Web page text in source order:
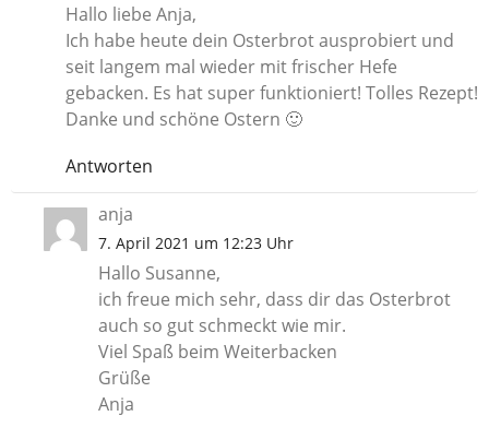
Hallo liebe Anja,
Ich habe heute dein Osterbrot ausprobiert und
seit langem mal wieder mit frischer Hefe
gebacken. Es hat super funktioniert! Tolles Rezept!
Danke und schöne Ostern 🙂
Antworten
anja
7. April 2021 um 12:23 Uhr
Hallo Susanne,
ich freue mich sehr, dass dir das Osterbrot
auch so gut schmeckt wie mir.
Viel Spaß beim Weiterbacken
Grüße
Anja